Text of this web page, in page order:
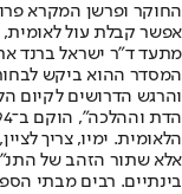
החוקר ופרשן המקרא
אפשר קבלת עול לאומית,
מתעד ד"ר ישראל ברנד
המסדר ההוא ביקש
והרגש הדרושים לקיום
הלאומית. ימיו, צריך
אלא שתור הזהב של
בינתיים. רבים מבתי